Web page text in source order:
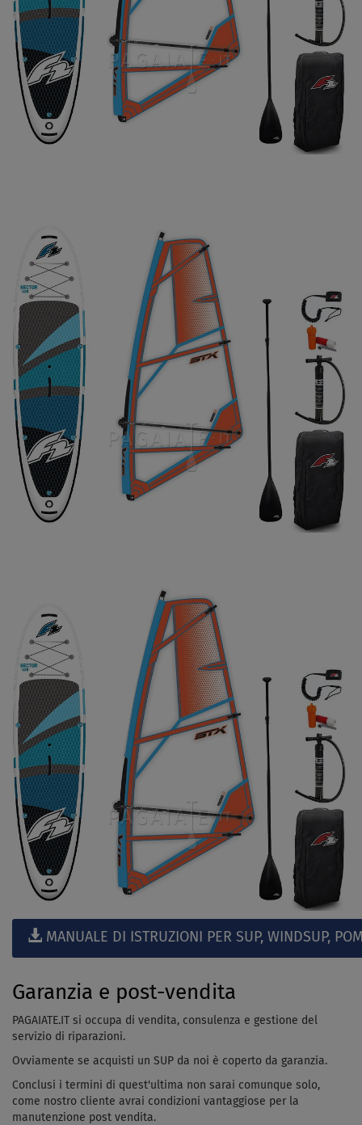
MANUALE DI ISTRUZIONI PER SUP, WINDSUP,
Garanzia e post-vendita
PAGAIATE.IT si occupa di vendita, consulenza e gestione del
servizio di riparazioni.
Ovviamente se acquisti un SUP da noi è coperto da garanzia.
Conclusi i termini di quest'ultima non sarai comunque solo,
come nostro cliente avrai condizioni vantaggiose per la
manutenzione post vendita.